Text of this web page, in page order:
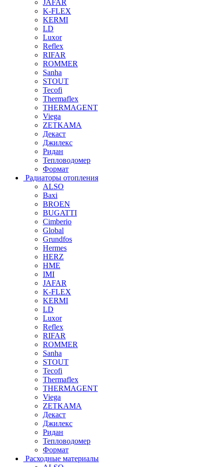
JAFAR
K-FLEX
KERMI
LD
Luxor
Reflex
RIFAR
ROMMER
Sanha
STOUT
Tecofi
Thermaflex
THERMAGENT
Viega
ZETKAMA
Декаст
Джилекс
Ридан
Тепловодомер
Формат
Радиаторы отопления
ALSO
Baxi
BROEN
BUGATTI
Cimberio
Global
Grundfos
Hermes
HERZ
HME
IMI
JAFAR
K-FLEX
KERMI
LD
Luxor
Reflex
RIFAR
ROMMER
Sanha
STOUT
Tecofi
Thermaflex
THERMAGENT
Viega
ZETKAMA
Декаст
Джилекс
Ридан
Тепловодомер
Формат
Расходные материалы